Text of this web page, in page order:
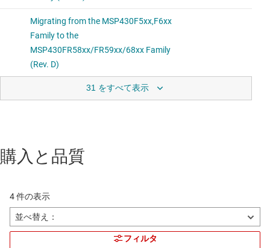
31 をすべて表示
購入と品質